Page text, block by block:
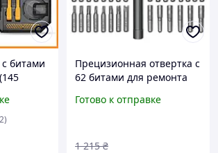
битами
Прецизионная отвертка с
62 битами для ремонта
предмета в кейсе с
Готово к отправке
1 215 ₴